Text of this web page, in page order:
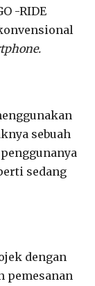
-RIDE
sebuah
sedang
dengan
pemesanan